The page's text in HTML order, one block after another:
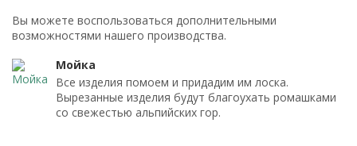
Вы можете воспользоваться дополнительными
возможностями нашего производства.
Мойка
Все изделия помоем и придадим им лоска.
Вырезанные изделия будут благоухать ромашками
со свежестью альпийских гор.